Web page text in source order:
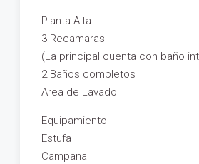
Planta Alta
3 Recamaras
(La principal cuenta con baño
2 Baños completos
Area de Lavado
Equipamiento
Estufa
Campana